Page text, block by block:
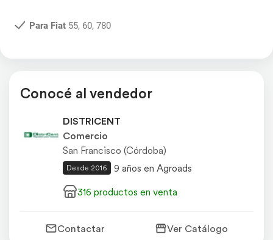
Para Fiat55, 60, 780
Conocé al vendedor
DISTRICENT
Comercio
San Francisco (Córdoba)
Desde 2016
9 años en Agroads
316 productos en venta
Contactar Ver Catálogo